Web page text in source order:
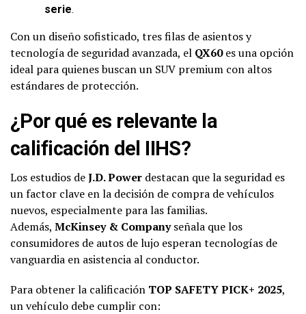
serie.
Con un diseño sofisticado, tres filas de asientos y
tecnología de seguridad avanzada, el QX60es una opción
ideal para quienes buscan un SUV premium con altos
estándares de protección.
¿Por qué es relevante la
calificación del IIHS?
Los estudios deJ.D. Power destacan que la seguridad es
un factor clave en la decisión de compra de vehículos
nuevos, especialmente para las familias.
Además, McKinsey & Companyseñala que los
consumidores de autos de lujo esperan tecnologías de
vanguardia en asistencia al conductor.
Para obtener la calificación TOP SAFETY PICK+ 2025,
un vehículo debe cumplir con: